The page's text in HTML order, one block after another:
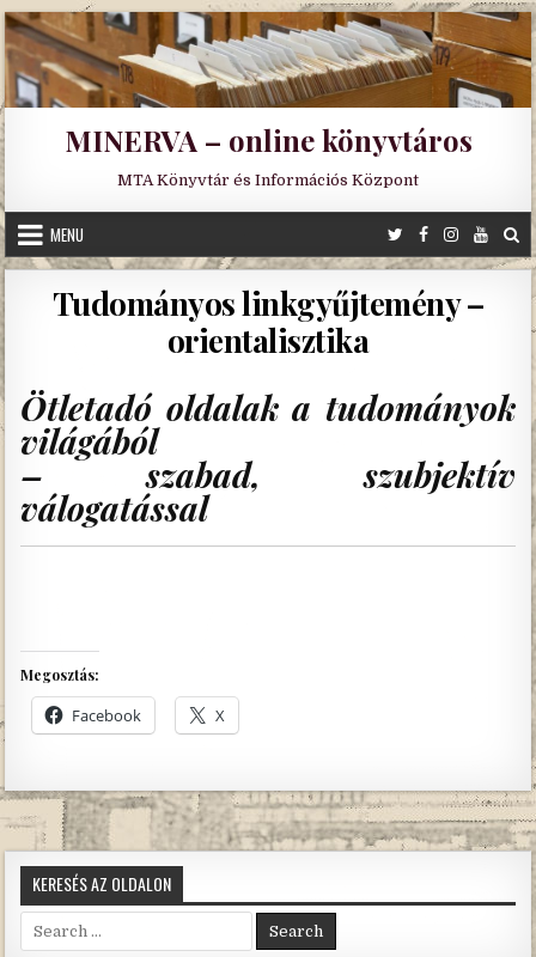
Skip
to
content
MINERVA – online könyvtáros
MTA Könyvtár és Információs Központ
MENU
Tudományos linkgyűjtemény –
orientalisztika
Ötletadó oldalak a tudományok
világából
– szabad, szubjektív
válogatással
Megosztás:
Facebook X
KERESÉS AZ OLDALON
Search
for: